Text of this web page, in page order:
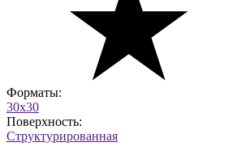
Форматы:
30x30
Поверхность:
Структурированная